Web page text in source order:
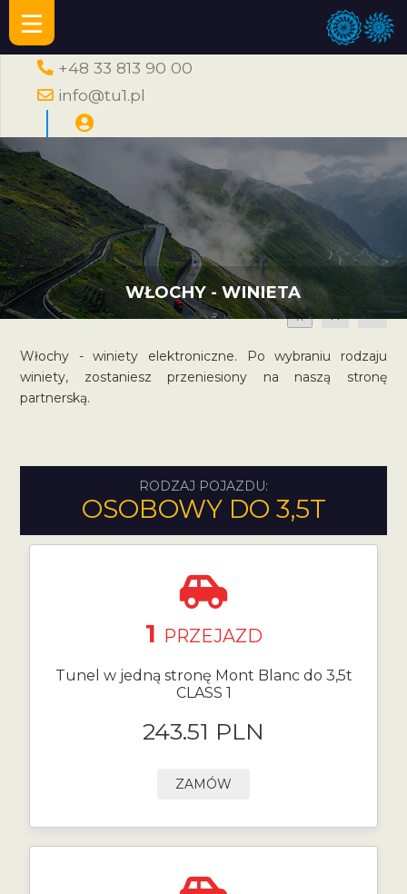
+48 33 813 90 00
info@tu1.pl
WŁOCHY - WINIETA
A A A
Włochy - winiety elektroniczne. Po wybraniu rodzaju
winiety, zostaniesz przeniesiony na naszą stronę
partnerską.
RODZAJ POJAZDU:
OSOBOWY DO 3,5T
1 PRZEJAZD
Tunel w jedną stronę Mont Blanc do 3,5t
CLASS 1
243.51 PLN
ZAMÓW